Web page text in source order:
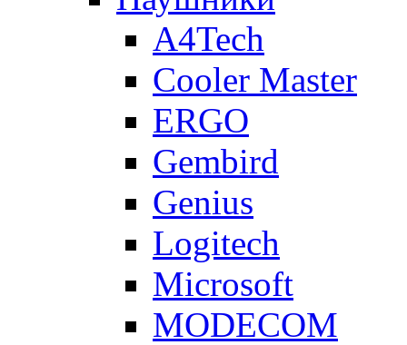
A4Tech
Cooler Master
ERGO
Gembird
Genius
Logitech
Microsoft
MODECOM